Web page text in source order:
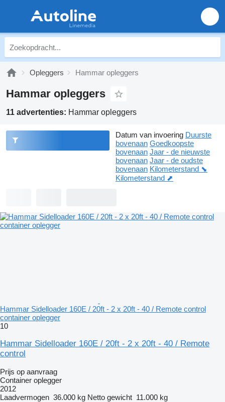
Opleggers Hammar opleggers
Hammar opleggers
11 advertenties: Hammar opleggers
Datum van invoering Duurste
bovenaan Goedkoopste
bovenaan Jaar - de nieuwste
bovenaan Jaar - de oudste
bovenaan Kilometerstand ⬊
Kilometerstand ⬈
Hammar Sidelloader 160E / 20ft - 2 x 20ft - 40 / Remote control
container oplegger
10
Hammar Sidelloader 160E / 20ft - 2 x 20ft - 40 / Remote
control
Prijs op aanvraag
Container oplegger
2012
Laadvermogen 36.000 kg Netto gewicht 11.000 kg